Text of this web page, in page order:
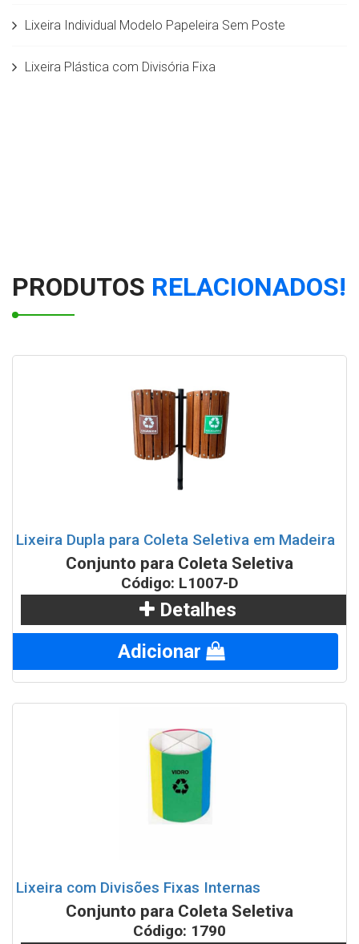
Lixeira Individual Modelo Papeleira Sem Poste
Lixeira Plástica com Divisória Fixa
Conjunto de Lixeiras para coleta seletiva com Suporte
100 litros
Conjunto de lixeiras tampa vazada com base do chão
Lixeiras para Coleta Seletiva com suporte 65 litros
Lixeiras para Coleta Seletiva com suporte 92 litros
Lixeiras para Coleta Seletiva tampa vai vem 25 litros
PRODUTOS RELACIONADOS!
Lixeira Dupla para Coleta Seletiva em Madeira
Conjunto para Coleta Seletiva
Código: L1007-D
Detalhes
Adicionar
Lixeira com Divisões Fixas Internas
Conjunto para Coleta Seletiva
Código: 1790